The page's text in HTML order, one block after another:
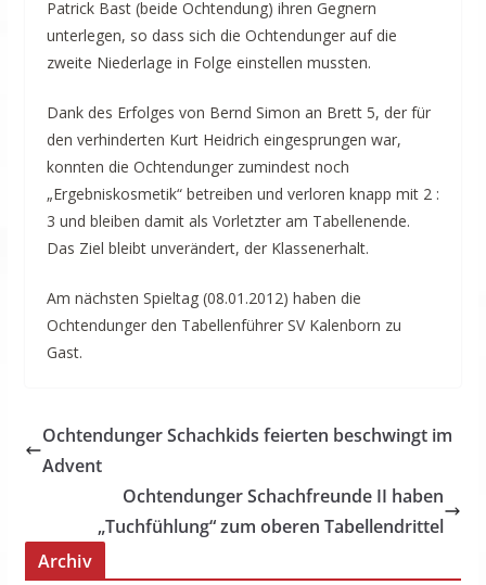
Patrick Bast (beide Ochtendung) ihren Gegnern
unterlegen, so dass sich die Ochtendunger auf die
zweite Niederlage in Folge einstellen mussten.
Dank des Erfolges von Bernd Simon an Brett 5, der für
den verhinderten Kurt Heidrich eingesprungen war,
konnten die Ochtendunger zumindest noch
„Ergebniskosmetik“ betreiben und verloren knapp mit 2 :
3 und bleiben damit als Vorletzter am Tabellenende.
Das Ziel bleibt unverändert, der Klassenerhalt.
Am nächsten Spieltag (08.01.2012) haben die
Ochtendunger den Tabellenführer SV Kalenborn zu
Gast.
Ochtendunger Schachkids feierten beschwingt im
Advent
Ochtendunger Schachfreunde II haben
„Tuchfühlung“ zum oberen Tabellendrittel
Archiv